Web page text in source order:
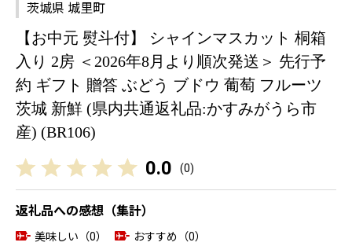
茨城県 城里町
【お中元 熨斗付】 シャインマスカット 桐箱
入り 2房 ＜2026年8月より順次発送＞ 先行予
約 ギフト 贈答 ぶどう ブドウ 葡萄 フルーツ
茨城 新鮮 (県内共通返礼品:かすみがうら市
産) (BR106)
0.0 (0)
返礼品への感想（集計）
美味しい（0）
おすすめ（0）